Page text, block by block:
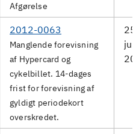
Afgørelse
2012-0063
Manglende forevisning
af Hypercard og
cykelbillet. 14-dages
frist for forevisning af
gyldigt periodekort
overskredet.
25.
juni